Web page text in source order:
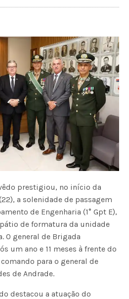
prestigiou, no início da
a solenidade de passagem
de Engenharia (1° Gpt E),
de formatura da unidade
O general de Brigada
um ano e 11 meses à frente do
para o general de
de Andrade.
destacou a atuação do